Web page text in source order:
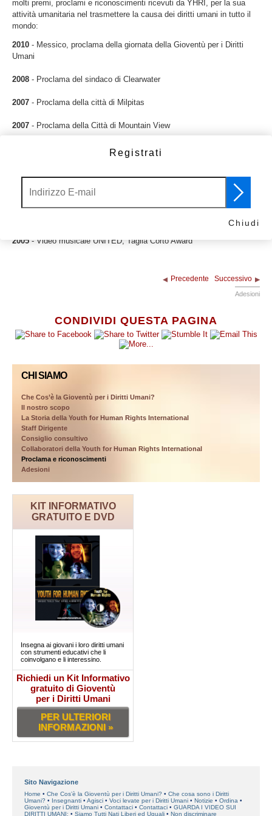
CONDIVIDI QUESTA PAGINA
CHI SIAMO
Che Cos’è la Gioventù per i Diritti Umani?
Il nostro scopo
La Storia della Youth for Human Rights International
Staff Dirigente
Consiglio consultivo
Collaboratori della Youth for Human Rights International
Proclama e riconoscimenti
Adesioni
KIT INFORMATIVO
GRATUITO E DVD
Insegna ai giovani i loro diritti umani
con strumenti educativi che li
coinvolgano e li interessino.
Richiedi un Kit Informativo
gratuito di Gioventù
per i Diritti Umani
PER ULTERIORI
INFORMAZIONI »
molti premi, proclami e riconoscimenti ricevuti da YHRI, per la sua
attività umanitaria nel trasmettere la causa dei diritti umani in tutto il
mondo:
2010 - Messico, proclama della giornata della Gioventù per i Diritti
Umani
2008 - Proclama del sindaco di Clearwater
2007 - Proclama della città di Milpitas
2007 - Proclama della Città di Mountain View
- Comune di Los Angeles Giornata della Gioventù per i Diritti
2005- Video musicale UNITED, Gran Premio della Giuria di New York
2005- Video musicale UNITED, Taglia Corto Award
Precedente Successivo
Adesioni
Sito Navigazione
Home Che Cos’è la Gioventù per i Diritti Umani?
Che cosa sono i Diritti
Umani?
Insegnanti Agisci Voci levate per i Diritti Umani Notizie
Ordina
Gioventù per i Diritti Umani
Contattaci Contattaci
GUARDA I VIDEO SUI
DIRITTI UMANI:
Siamo Tutti Nati Liberi ed Uguali Non discriminare
Registrati
Chiudi